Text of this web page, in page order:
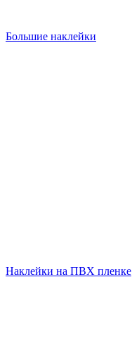
Большие наклейки
Наклейки на ПВХ пленке